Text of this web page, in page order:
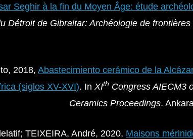
Seghir à la fin du Moyen Âge: étude
Détroit de Gibraltar: Archéologie de
2018, Abastecimiento cerámico de la
(siglos XV-XVI). In XIth Congress AIECM3
Ceramics Proceedings.
TEIXEIRA, André, 2020, Maisons